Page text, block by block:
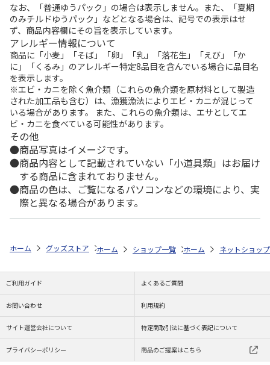
なお、「普通ゆうパック」の場合は表示しません。また、「夏期
のみチルドゆうパック」などとなる場合は、記号での表示はせ
ず、商品内容欄にその旨を表示しています。
アレルギー情報について
商品に「小麦」「そば」「卵」「乳」「落花生」「えび」「か
に」「くるみ」のアレルギー特定8品目を含んでいる場合に品目名
を表示します。
※エビ・カニを除く魚介類（これらの魚介類を原材料として製造
された加工品も含む）は、漁獲漁法によりエビ・カニが混じって
いる場合があります。 また、これらの魚介類は、エサとしてエ
ビ・カニを食べている可能性があります。
その他
商品写真はイメージです。
商品内容として記載されていない「小道具類」はお届け
する商品に含まれておりません。
商品の色は、ご覧になるパソコンなどの環境により、実
際と異なる場合があります。
ホーム グッズストア スポーツ・スポーツ選手 NPB（日本野球機構）
ホーム ショップ一覧 レッツ 26SNOOPY
ホーム ネットショップ
ご利用ガイド よくあるご質問
お問い合わせ 利用規約
サイト運営会社について 特定商取引法に基づく表記について
プライバシーポリシー 商品のご提案はこちら